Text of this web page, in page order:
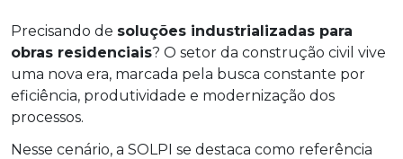
Precisando de soluções industrializadas para
obras residenciais? O setor da construção civil vive
uma nova era, marcada pela busca constante por
eficiência, produtividade e modernização dos
processos.
Nesse cenário, a SOLPI se destaca como referência